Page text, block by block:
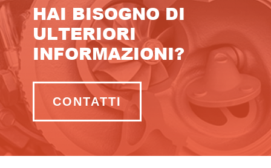
HAI BISOGNO DI
ULTERIORI
INFORMAZIONI?
CONTATTI